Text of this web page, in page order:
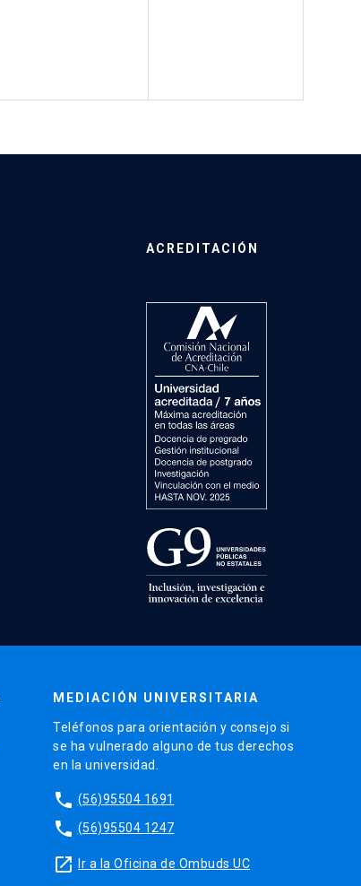
ACREDITACIÓN
MEDIACIÓN UNIVERSITARIA
Teléfonos para orientación y consejo si
se ha vulnerado alguno de tus derechos
en la universidad.
phone (56)95504 1691
phone (56)95504 1247
launch Ir a la Oficina de Ombuds UC